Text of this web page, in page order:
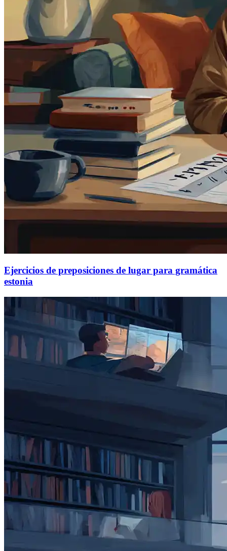
Ejercicios de preposiciones de lugar para gramática
estonia